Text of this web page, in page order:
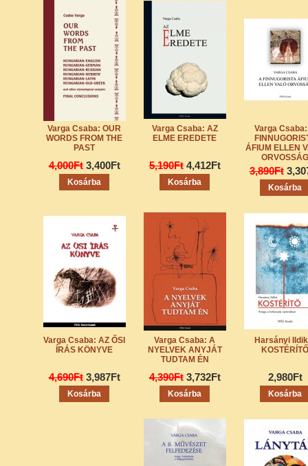
Varga Csaba: OUR
WORDS FROM THE
PAST
4,000Ft 3,400Ft
Varga Csaba: AZ
ELME EREDETE
5,190Ft 4,412Ft
Varga
ÁFIUM ELLEN
ORVOSSÁG
3,890Ft
Varga Csaba: AZ ŐSI
ÍRÁS KÖNYVE
4,690Ft 3,987Ft
Varga Csaba: A
NYELVEK ANYJÁT
TUDTAM ÉN
4,390Ft 3,732Ft
Harsányi
KOSTÉRÍTŐ
2,980Ft